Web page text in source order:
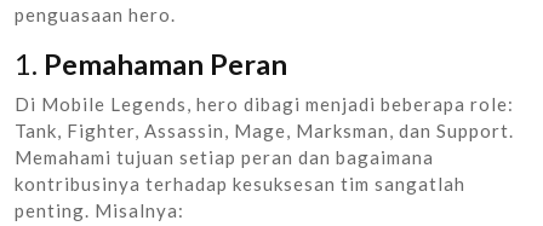
penguasaan hero.
1. Pemahaman Peran
Di Mobile Legends, hero dibagi menjadi beberapa role:
Tank, Fighter, Assassin, Mage, Marksman, dan Support.
Memahami tujuan setiap peran dan bagaimana
kontribusinya terhadap kesuksesan tim sangatlah
penting. Misalnya: